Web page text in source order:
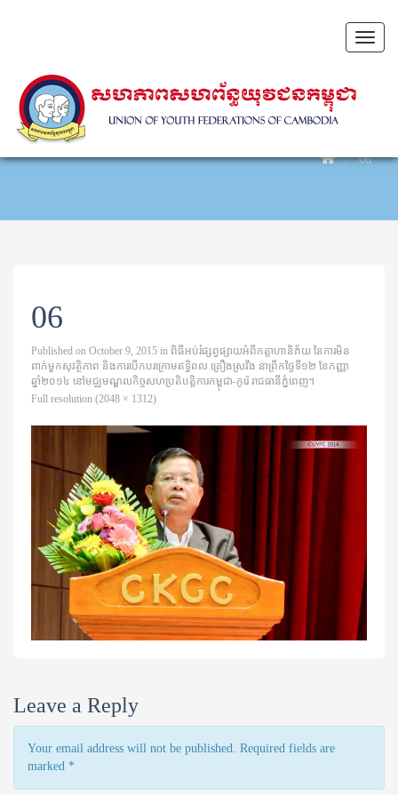
Toggle
06
06
Published on October 9, 2015 in ពិធីអប់រំផ្សព្វផ្សាយអំពីកត្តាហានិភ័យ នៃការមិន
ពាក់មួកសុវត្ថិភាព និងការបើកបរក្រោមឥទ្ធិពល គ្រឿងស្រវឹង នាព្រឹកថ្ងៃទី១២ ខែកញ្ញា
ឆ្នាំ២០១៤ នៅមជ្ឈមណ្ឌលកិច្ចសហប្រតិបត្តិការកម្ពុជា-កូរ៉េ រាជធានីភ្នំពេញ។
Full resolution (2048 × 1312)
Leave a Reply
Your email address will not be published. Required fields are
marked *